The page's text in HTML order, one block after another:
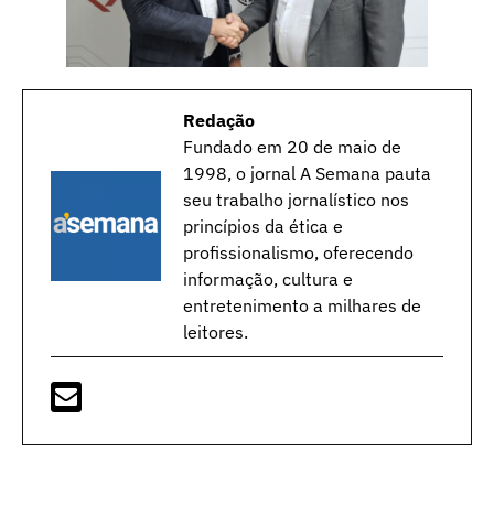
Redação
Fundado em 20 de maio de
1998, o jornal A Semana pauta
seu trabalho jornalístico nos
princípios da ética e
profissionalismo, oferecendo
informação, cultura e
entretenimento a milhares de
leitores.